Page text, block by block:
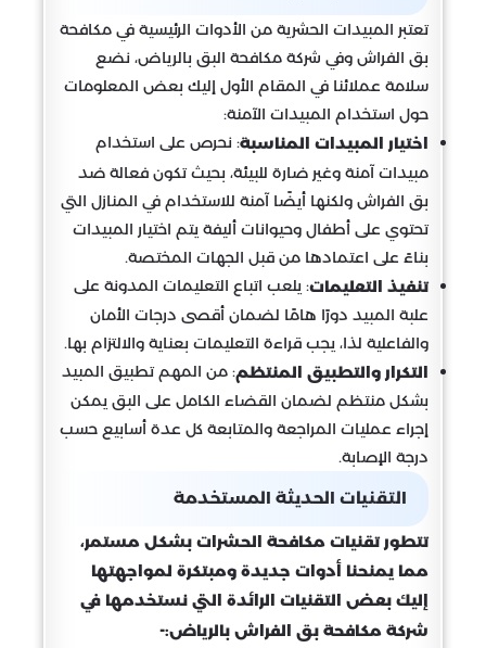
تعتبر المبيدات الحشرية من الأدوات الرئيسية في مكافحة
بق الفراش وفي شركة مكافحة البق بالرياض، نضع
سلامة عملائنا في المقام الأول إليك بعض المعلومات
حول استخدام المبيدات الآمنة:
اختيار المبيدات المناسبة: نحرص على استخدام
مبيدات آمنة وغير ضارة للبيئة، بحيث تكون فعالة ضد
بق الفراش ولكنها أيضًا آمنة للاستخدام في المنازل التي
تحتوي على أطفال وحيوانات أليفة يتم اختيار المبيدات
بناءً على اعتمادها من قبل الجهات المختصة.
تنفيذ التعليمات: يلعب اتباع التعليمات المدونة على
علبة المبيد دورًا هامًا لضمان أقصى درجات الأمان
والفاعلية لذا، يجب قراءة التعليمات بعناية والالتزام بها.
التكرار والتطبيق المنتظم: من المهم تطبيق المبيد
بشكل منتظم لضمان القضاء الكامل على البق يمكن
إجراء عمليات المراجعة والمتابعة كل عدة أسابيع حسب
درجة الإصابة.
التقنيات الحديثة المستخدمة
تتطور تقنيات مكافحة الحشرات بشكل مستمر،
مما يمنحنا أدوات جديدة ومبتكرة لمواجهتها
إليك بعض التقنيات الرائدة التي نستخدمها في
شركة مكافحة بق الفراش بالرياض:-